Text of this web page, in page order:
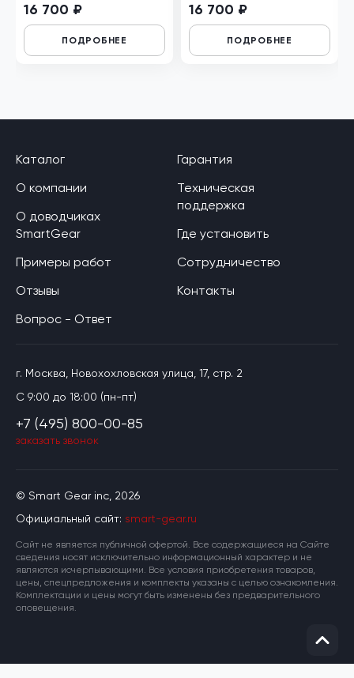
16 700 ₽
ПОДРОБНЕЕ
16 700 ₽
ПОДРОБНЕЕ
© Smart Gear inc, 2026
Официальный сайт: smart-gear.ru
Cайт не является публичной офертой. Все содержащиеся на Сайте
сведения носят исключительно информационный характер и не
являются исчерпывающими. Все условия приобретения товаров,
цены, спецпредложения и комплекты указаны с целью ознакомления.
Комплектации и цены могут быть изменены без предварительного
оповещения.
Каталог
О компании
О доводчиках
SmartGear
Примеры работ
Отзывы
Вопрос - Ответ
Гарантия
Техническая
поддержка
Где установить
Сотрудничество
Контакты
г. Москва, Новохохловская улица, 17, стр. 2
C 9:00 до 18:00 (пн-пт)
+7 (495) 800-00-85
заказать звонок